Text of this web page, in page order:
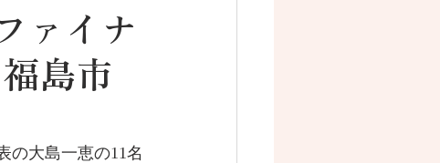
ァイナ
島市
の大島一恵の11名